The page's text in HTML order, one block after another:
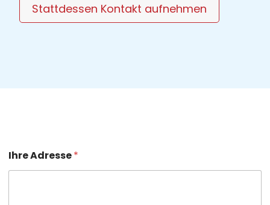
Stattdessen Kontakt aufnehmen
Ihre Adresse*